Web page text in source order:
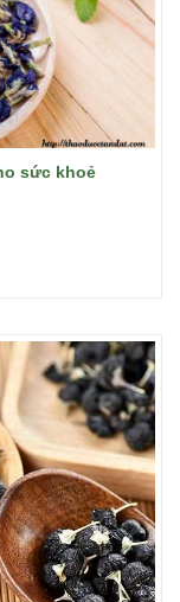
sức khoẻ